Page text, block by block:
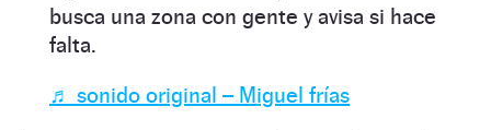
busca una zona con gente y avisa si hace
falta.
♬ sonido original – Miguel frías